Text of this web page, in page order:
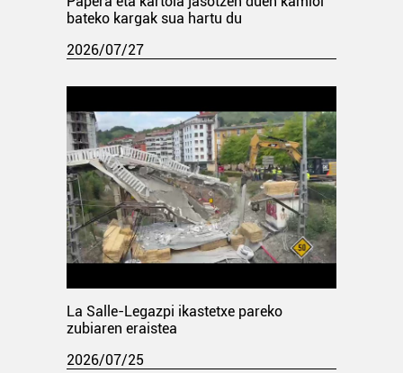
bateko kargak sua hartu du
2026/07/27
La Salle-Legazpi ikastetxe pareko
zubiaren eraistea
2026/07/25